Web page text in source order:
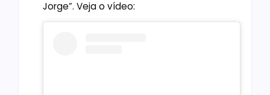
Jorge”. Veja o vídeo: